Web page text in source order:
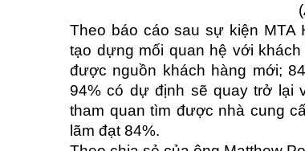
Theo báo cáo sau sự kiện MTA
tạo dựng mối quan hệ với
được nguồn khách hàng mới;
94% có dự định sẽ quay trở lại
tham quan tìm được nhà cung
lãm đạt 84%.